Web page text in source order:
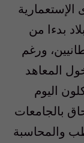
بدءا من
ورغم
المعاهد
اليوم
بالجامعات
والمحاسبة